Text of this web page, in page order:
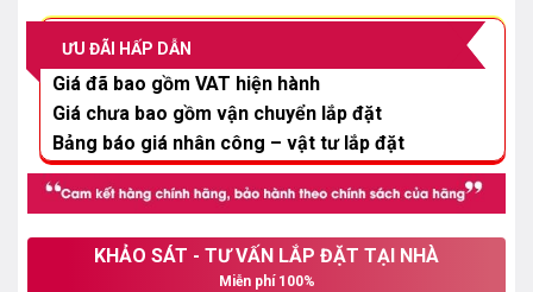
41.000.000₫.
36.000.000₫.
ƯU ĐÃI HẤP DẪN
Giá đã bao gồm VAT hiện hành
Giá chưa bao gồm vận chuyển lắp đặt
Bảng báo giá nhân công – vật tư lắp đặt
KHẢO SÁT - TƯ VẤN LẮP ĐẶT TẠI NHÀ
Miễn phí 100%